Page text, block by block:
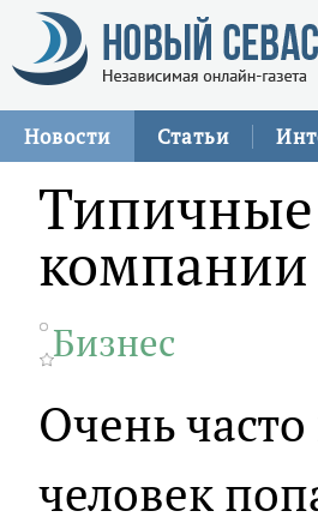
Новости Статьи
Типичные
компании
Бизнес
Очень
человек